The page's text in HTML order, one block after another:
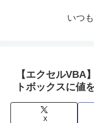
いつ
【エクセルVBA
トボックスに値
X